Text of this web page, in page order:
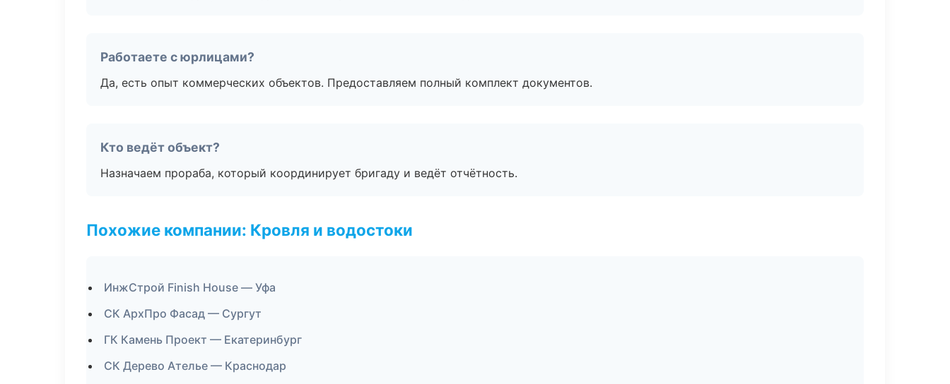
Работаете с юрлицами?
Да, есть опыт коммерческих объектов. Предоставляем полный комплект документов.
Кто ведёт объект?
Назначаем прораба, который координирует бригаду и ведёт отчётность.
Похожие компании: Кровля и водостоки
ИнжСтрой Finish House — Уфа
СК АрхПро Фасад — Сургут
ГК Камень Проект — Екатеринбург
СК Дерево Ателье — Краснодар